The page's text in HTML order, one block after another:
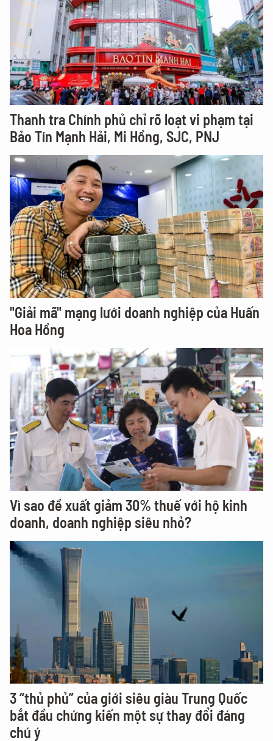
Thanh tra Chính phủ chỉ rõ loạt vi phạm tại
Bảo Tín Mạnh Hải, Mi Hồng, SJC, PNJ
"Giải mã" mạng lưới doanh nghiệp của Huấn
Hoa Hồng
Vì sao đề xuất giảm 30% thuế với hộ kinh
doanh, doanh nghiệp siêu nhỏ?
3 “thủ phủ” của giới siêu giàu Trung Quốc
bắt đầu chứng kiến một sự thay đổi đáng
chú ý